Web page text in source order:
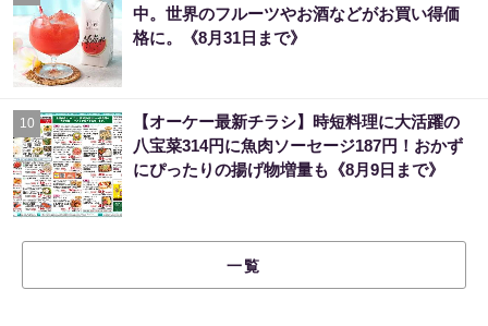
中。世界のフルーツやお酒などがお買い得価
格に。《8月31日まで》
10
【オーケー最新チラシ】時短料理に大活躍の
八宝菜314円に魚肉ソーセージ187円！おかず
にぴったりの揚げ物増量も《8月9日まで》
一覧